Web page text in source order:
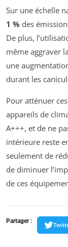
Sur une échelle
1 % des
De plus,
même aggraver
une
durant les
Pour atténuer
appareils de
A+++, et de ne
intérieure reste
seulement de
de diminuer
de ces
Partager :